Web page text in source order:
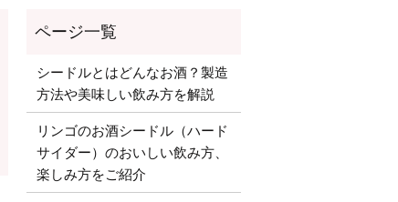
シードルとはどんなお酒？製造
方法や美味しい飲み方を解説
リンゴのお酒シードル（ハード
サイダー）のおいしい飲み方、
楽しみ方をご紹介